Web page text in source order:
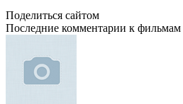
Поделиться сайтом
Последние комментарии к фильмам